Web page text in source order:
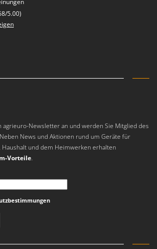
5.00)
agrieuro-Newsletter an und werden Sie Mitglied des
News und Aktionen rund um Geräte für
und dem Heimwerken erhalten
Vorteile.